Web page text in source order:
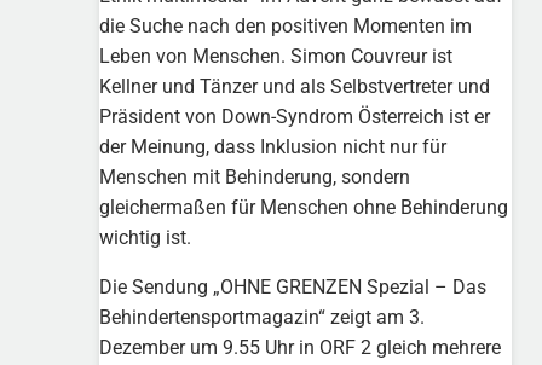
die Suche nach den positiven Momenten im
Leben von Menschen. Simon Couvreur ist
Kellner und Tänzer und als Selbstvertreter und
Präsident von Down-Syndrom Österreich ist er
der Meinung, dass Inklusion nicht nur für
Menschen mit Behinderung, sondern
gleichermaßen für Menschen ohne Behinderung
wichtig ist.
Die Sendung „OHNE GRENZEN Spezial – Das
Behindertensportmagazin“ zeigt am 3.
Dezember um 9.55 Uhr in ORF 2 gleich mehrere